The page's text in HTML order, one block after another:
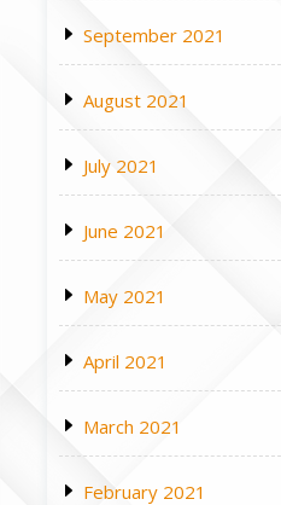
September 2021
August 2021
July 2021
June 2021
May 2021
April 2021
March 2021
February 2021